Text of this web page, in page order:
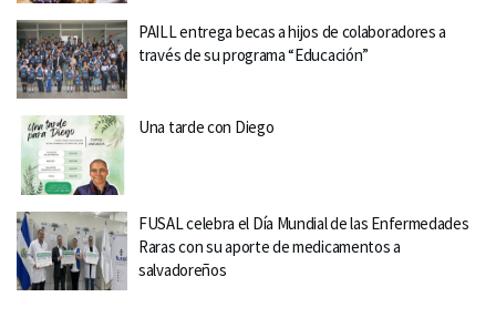
PAILL entrega becas a hijos de colaboradores a
través de su programa “Educación”
Una tarde con Diego
FUSAL celebra el Día Mundial de las Enfermedades
Raras con su aporte de medicamentos a
salvadoreños